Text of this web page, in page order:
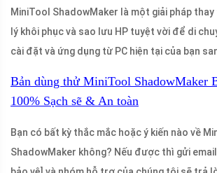
MiniTool ShadowMaker là một giải pháp
lý khôi phục và sao lưu HP tuyệt vời để di
cài đặt và ứng dụng từ PC hiện tại của bạn
Bản dùng thử MiniTool ShadowMaker
100% Sạch sẽ & An toàn
Bạn có bất kỳ thắc mắc hoặc ý kiến ​​nào về
ShadowMaker không? Nếu được thì gửi